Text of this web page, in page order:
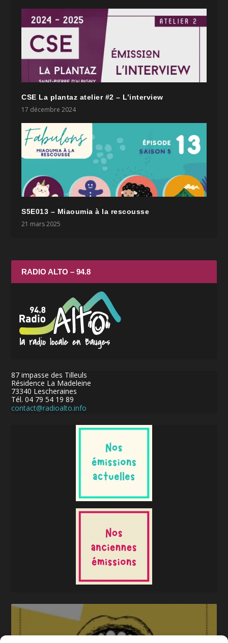
CSE La plantaz atelier #2 – L’interview
17 décembre 2024
S5E013 – Miaoumia à la rescousse
21 mars 2025
RADIO ALTO – 94.8
87 impasse des Tilleuls
Résidence La Madeleine
73340 Lescheraines
Tél. 04 79 54 19 89
contact@radioalto.info